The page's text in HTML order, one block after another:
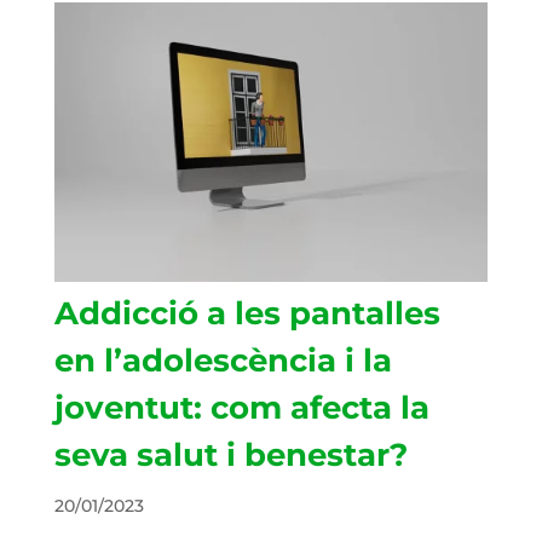
Addicció a les pantalles
en l’adolescència i la
joventut: com afecta la
seva salut i benestar?
20/01/2023